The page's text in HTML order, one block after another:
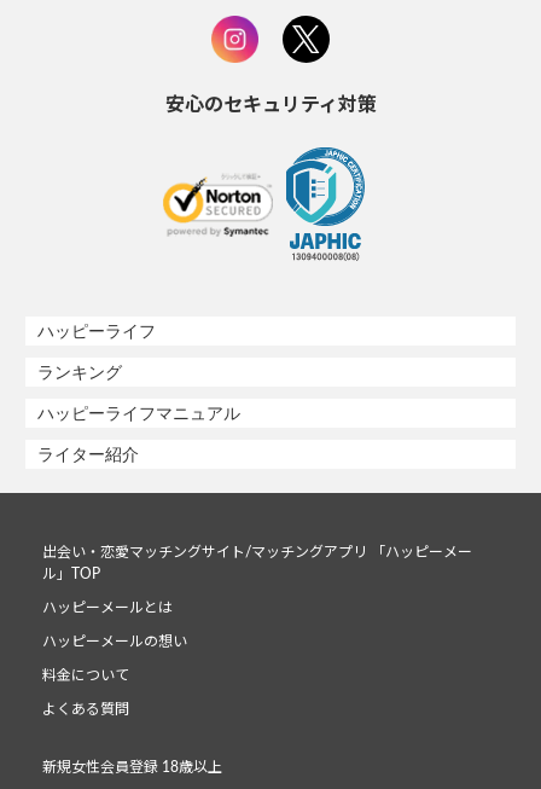
安心のセキュリティ対策
ハッピーライフ
ランキング
ハッピーライフマニュアル
ライター紹介
出会い・恋愛マッチングサイト/マッチングアプリ 「ハッピーメー
ル」TOP
ハッピーメールとは
ハッピーメールの想い
料金について
よくある質問
新規女性会員登録 18歳以上